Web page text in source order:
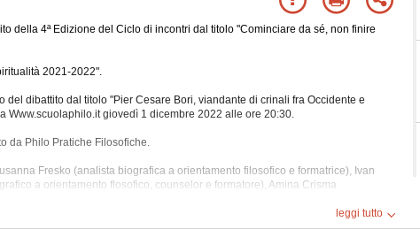
della 4ª Edizione del Ciclo di incontri dal titolo "Cominciare da sé, non finire
2021-2022".
del dibattito dal titolo "Pier Cesare Bori, viandante di crinali fra Occidente e
Www.scuolaphilo.it giovedì 1 dicembre 2022 alle ore 20:30.
da Philo Pratiche Filosofiche.
Fresko (analista biografica a orientamento filosofico e formatrice), Ivan
a orientamento flosofico, counselor e formatore), Amina Crisma
leggi tutto